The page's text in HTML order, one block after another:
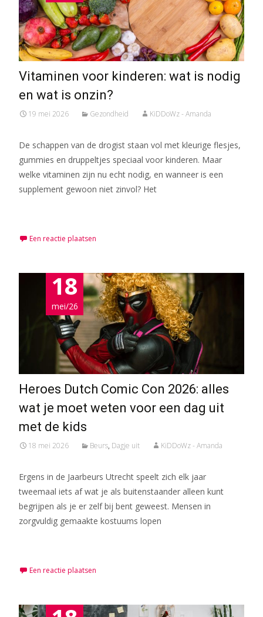
Vitaminen voor kinderen: wat is nodig
en wat is onzin?
19 mei 2026 Gezondheid KiDDoWz - Amanda
De schappen van de drogist staan vol met kleurige flesjes,
gummies en druppeltjes speciaal voor kinderen. Maar
welke vitaminen zijn nu echt nodig, en wanneer is een
supplement gewoon niet zinvol? Het
Een reactie plaatsen
18
mei/26
Heroes Dutch Comic Con 2026: alles
wat je moet weten voor een dag uit
met de kids
18 mei 2026 Beurs, Dagje uit KiDDoWz - Amanda
Ergens in de Jaarbeurs Utrecht speelt zich elk jaar
tweemaal iets af wat je als buitenstaander alleen kunt
begrijpen als je er zelf bij bent geweest. Mensen in
zorgvuldig gemaakte kostuums lopen
Een reactie plaatsen